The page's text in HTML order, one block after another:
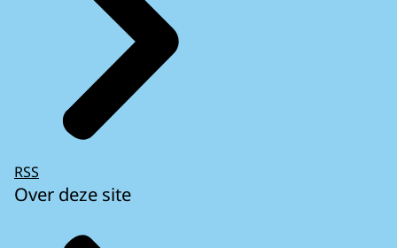
RSS
Over deze site